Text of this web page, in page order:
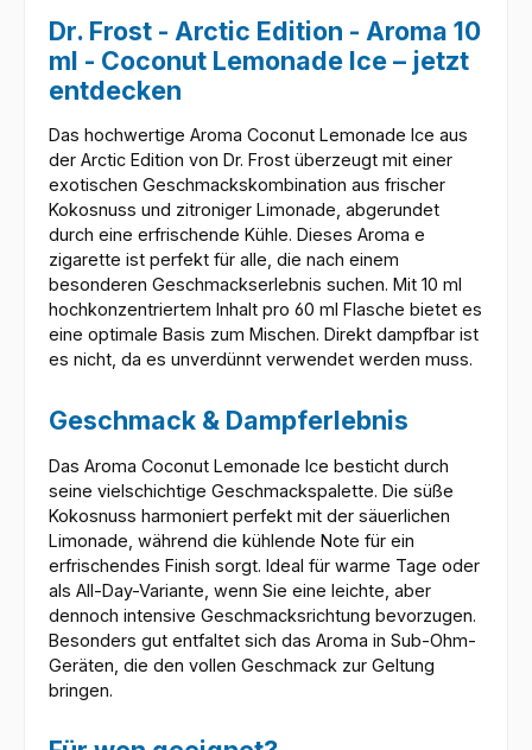
Dr. Frost - Arctic Edition - Aroma 10
ml - Coconut Lemonade Ice – jetzt
entdecken
Das hochwertige Aroma Coconut Lemonade Ice aus
der Arctic Edition von Dr. Frost überzeugt mit einer
exotischen Geschmackskombination aus frischer
Kokosnuss und zitroniger Limonade, abgerundet
durch eine erfrischende Kühle. Dieses Aroma e
zigarette ist perfekt für alle, die nach einem
besonderen Geschmackserlebnis suchen. Mit 10 ml
hochkonzentriertem Inhalt pro 60 ml Flasche bietet es
eine optimale Basis zum Mischen. Direkt dampfbar ist
es nicht, da es unverdünnt verwendet werden muss.
Geschmack & Dampferlebnis
Das Aroma Coconut Lemonade Ice besticht durch
seine vielschichtige Geschmackspalette. Die süße
Kokosnuss harmoniert perfekt mit der säuerlichen
Limonade, während die kühlende Note für ein
erfrischendes Finish sorgt. Ideal für warme Tage oder
als All-Day-Variante, wenn Sie eine leichte, aber
dennoch intensive Geschmacksrichtung bevorzugen.
Besonders gut entfaltet sich das Aroma in Sub-Ohm-
Geräten, die den vollen Geschmack zur Geltung
bringen.